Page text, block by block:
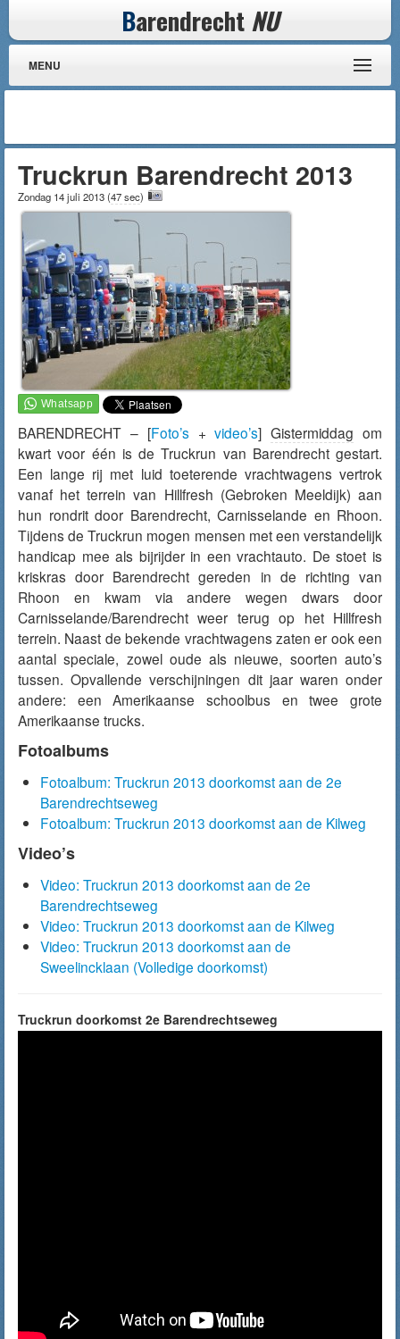
Barendrecht NU
MENU
Truckrun Barendrecht 2013
Zondag 14 juli 2013(47 sec)
BARENDRECHT – [Foto’s +video’s]Gistermiddag om
kwart voor één is de Truckrun van Barendrecht gestart.
Een lange rij met luid toeterende vrachtwagens vertrok
vanaf het terrein van Hillfresh (Gebroken Meeldijk) aan
hun rondrit door Barendrecht, Carnisselande en Rhoon.
Tijdens de Truckrun mogen mensen met een verstandelijk
handicap mee als bijrijder in een vrachtauto. De stoet is
kriskras door Barendrecht gereden in de richting van
Rhoon en kwam via andere wegen dwars door
Carnisselande/Barendrecht weer terug op het Hillfresh
terrein. Naast de bekende vrachtwagens zaten er ook een
aantal speciale, zowel oude als nieuwe, soorten auto’s
tussen. Opvallende verschijningen dit jaar waren onder
andere: een Amerikaanse schoolbus en twee grote
Amerikaanse trucks.
Fotoalbums
Fotoalbum: Truckrun 2013 doorkomst aan de 2e
Barendrechtseweg
Fotoalbum: Truckrun 2013 doorkomst aan de Kilweg
Video’s
Video: Truckrun 2013 doorkomst aan de 2e
Barendrechtseweg
Video: Truckrun 2013 doorkomst aan de Kilweg
Video: Truckrun 2013 doorkomst aan de
Sweelincklaan (Volledige doorkomst)
Truckrun doorkomst 2e Barendrechtseweg